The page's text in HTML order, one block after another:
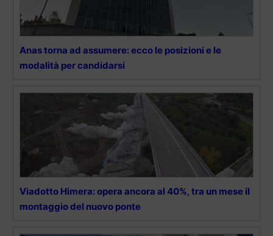
Anas torna ad assumere: ecco le posizioni e le
modalità per candidarsi
Viadotto Himera: opera ancora al 40%, tra un mese il
montaggio del nuovo ponte